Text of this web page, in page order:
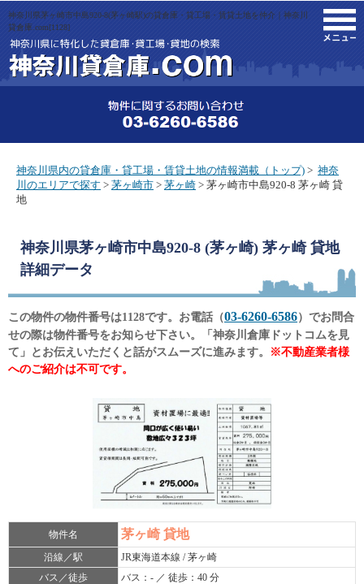
神奈川県茅ヶ崎市中島920-8(茅ヶ崎駅)の貸倉庫・貸工場・賃貸土地を仲介｜神奈川
貸倉庫.com[1128]
神奈川県内の貸倉庫・貸工場・賃貸土地の情報満載（トップ) > 神奈
川のエリアで探す > 茅ヶ崎市 > 茅ヶ崎 > 茅ヶ崎市中島920-8 茅ヶ崎 貸
地
神奈川県茅ヶ崎市中島920-8 (茅ヶ崎) 茅ヶ崎 貸地
詳細データ
この物件の物件番号は1128です。お電話（03-6260-6586）でお問合
せの際は物件番号をお知らせ下さい。「神奈川倉庫ドットコムを見
て」とお伝えいただくと話がスムーズに進みます。
※不動産業者様
へのご紹介は不可です。
物件名 茅ヶ崎 貸地
沿線／駅
JR東海道本線 / 茅ヶ崎
バス／徒歩
バス：- ／ 徒歩：40 分